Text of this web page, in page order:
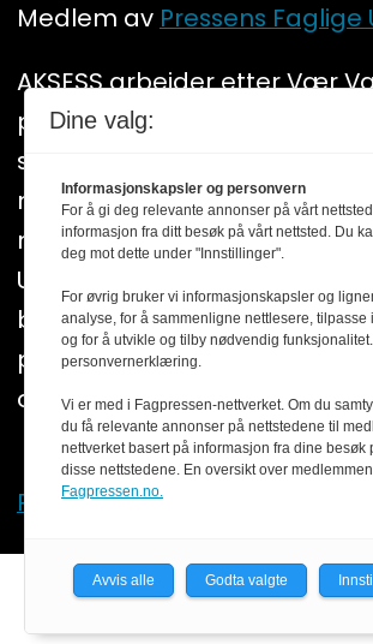
Medlem av Pressens Faglige
AKSESS arbeider etter Vær
plakatens regler for god
som mener seg rammet av
medieomtale, oppfordres til
med redaksjonen. Pressens
Utvalg (PFU) er et klageorgan
behandler klager mot
presseetiske spørsmål. For
om klageadgang, se:
Personvern og cookies
Dine valg:
Informasjonskapsler og personvern
For å gi deg relevante annonser på vårt
informasjon fra ditt besøk på vårt nettsted. Du
deg mot dette under "Innstillinger".
For øvrig bruker vi informasjonskapsler og
analyse, for å sammenligne nettlesere, tilpasse
og for å utvikle og tilby nødvendig
personvernerklæring.
Vi er med i Fagpressen-nettverket. Om du
du få relevante annonser på nettstedene til
nettverket basert på informasjon fra dine besøk
disse nettstedene. En oversikt over
Fagpressen.no.
Avvis alle Godta valgte